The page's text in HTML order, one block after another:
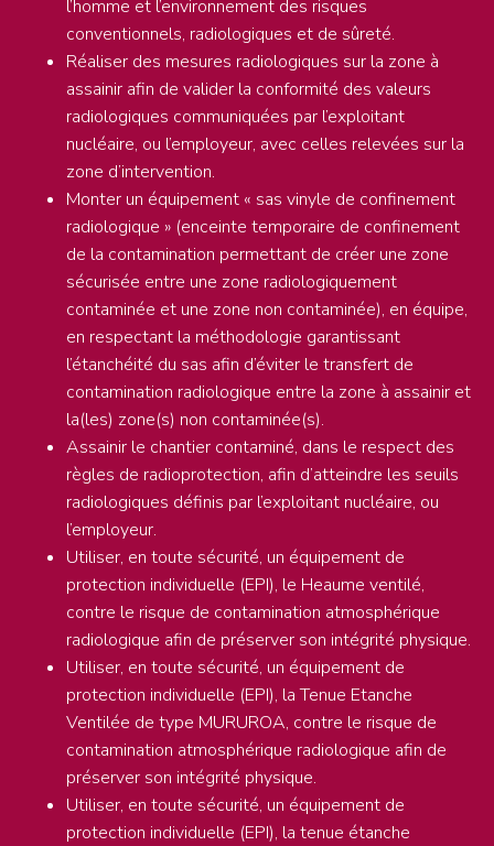
l’homme et l’environnement des risques
conventionnels, radiologiques et de sûreté.
Réaliser des mesures radiologiques sur la zone à
assainir afin de valider la conformité des valeurs
radiologiques communiquées par l’exploitant
nucléaire, ou l’employeur, avec celles relevées sur la
zone d’intervention.
Monter un équipement « sas vinyle de confinement
radiologique » (enceinte temporaire de confinement
de la contamination permettant de créer une zone
sécurisée entre une zone radiologiquement
contaminée et une zone non contaminée), en équipe,
en respectant la méthodologie garantissant
l’étanchéité du sas afin d’éviter le transfert de
contamination radiologique entre la zone à assainir et
la(les) zone(s) non contaminée(s).
Assainir le chantier contaminé, dans le respect des
règles de radioprotection, afin d’atteindre les seuils
radiologiques définis par l’exploitant nucléaire, ou
l’employeur.
Utiliser, en toute sécurité, un équipement de
protection individuelle (EPI), le Heaume ventilé,
contre le risque de contamination atmosphérique
radiologique afin de préserver son intégrité physique.
Utiliser, en toute sécurité, un équipement de
protection individuelle (EPI), la Tenue Etanche
Ventilée de type MURUROA, contre le risque de
contamination atmosphérique radiologique afin de
préserver son intégrité physique.
Utiliser, en toute sécurité, un équipement de
protection individuelle (EPI), la tenue étanche